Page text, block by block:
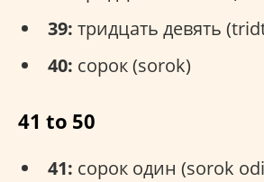
39: тридцать девять
40: сорок (sorok)
41 to 50
41: сорок один (sorok